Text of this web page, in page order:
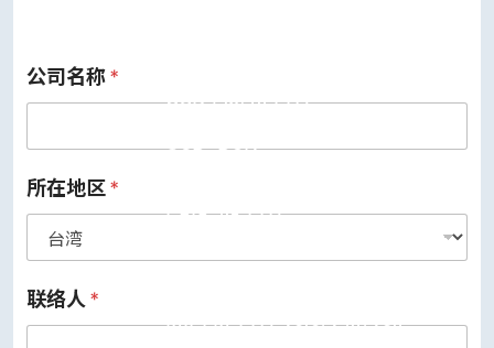
USB 2.0/1.1 PHY
USB_BCK
PCIe 4.0 PHY
MIPI M-PHY v5.0/v4.1/v3.1
公司名称*
所在地区*
联络人*